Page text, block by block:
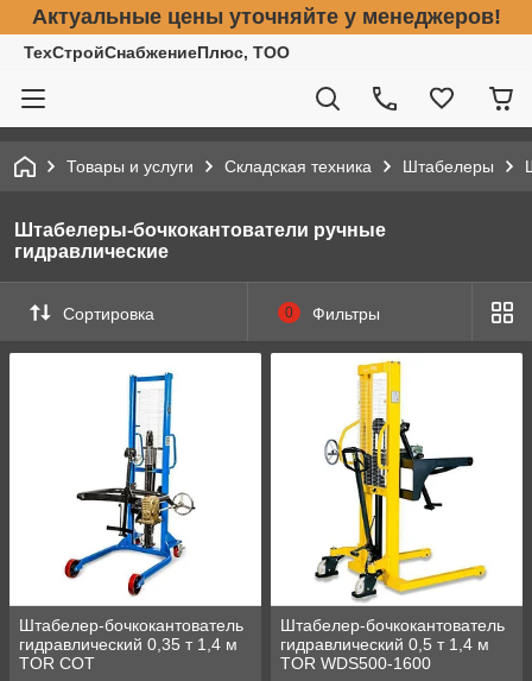
Актуальные цены уточняйте у менеджеров!
ТехСтройСнабжениеПлюс, ТОО
Товары и услуги Складская техника Штабелеры
Штабелеры-бочкокантователи ручные
гидравлические
Сортировка 0 Фильтры
Штабелер-бочкокантователь
гидравлический 0,35 т 1,4 м
TOR COT
Штабелер-бочкокантователь
гидравлический 0,5 т 1,4 м
TOR WDS500-1600